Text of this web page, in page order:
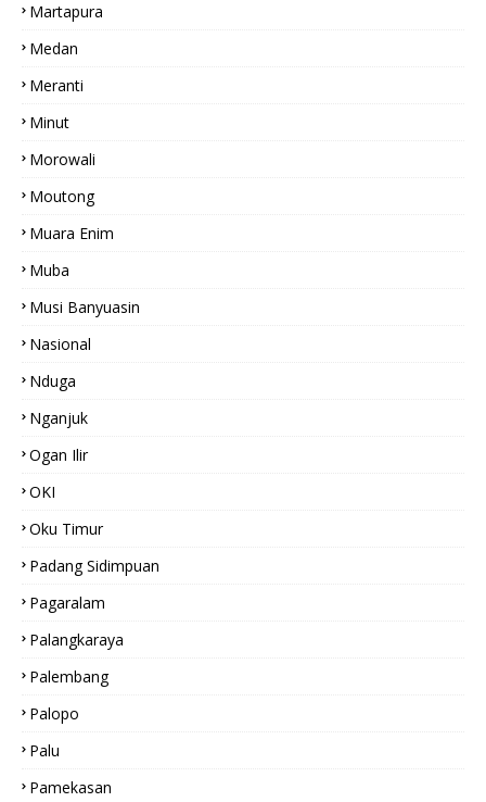
Martapura
Medan
Meranti
Minut
Morowali
Moutong
Muara Enim
Muba
Musi Banyuasin
Nasional
Nduga
Nganjuk
Ogan Ilir
OKI
Oku Timur
Padang Sidimpuan
Pagaralam
Palangkaraya
Palembang
Palopo
Palu
Pamekasan